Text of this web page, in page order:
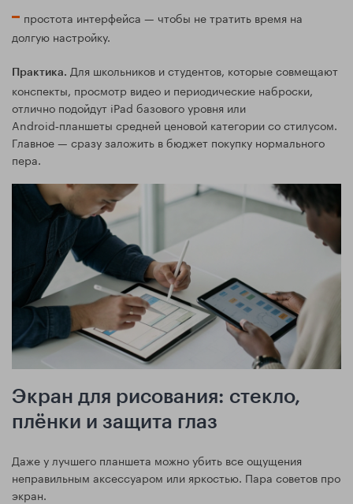
простота интерфейса — чтобы не тратить время на
долгую настройку.
Практика. Для школьников и студентов, которые совмещают
конспекты, просмотр видео и периодические наброски,
отлично подойдут iPad базового уровня или
Android‑планшеты средней ценовой категории со стилусом.
Главное — сразу заложить в бюджет покупку нормального
пера.
Экран для рисования: стекло,
плёнки и защита глаз
Даже у лучшего планшета можно убить все ощущения
неправильным аксессуаром или яркостью. Пара советов про
экран.